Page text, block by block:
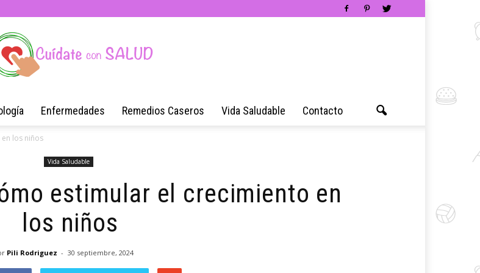
de
Enfermedades Remedios Caseros Vida Saludable Contacto
los niños
Vida Saludable
estimular el crecimiento en
los niños
Pili Rodriguez - 30 septiembre, 2024